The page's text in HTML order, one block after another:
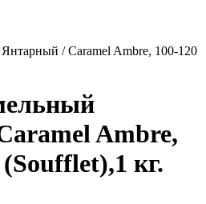
/ Caramel Ambre, 100-120
Ambre,
кг.